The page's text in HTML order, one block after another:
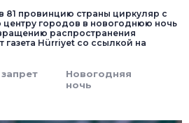
81 провинцию страны циркуляр с
центру городов в новогоднюю ночь
распространения
Hürriyet со ссылкой на
запрет
Новогодняя
ночь